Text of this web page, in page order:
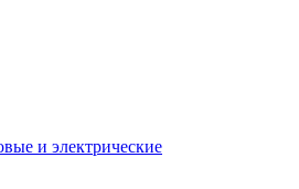
и электрические